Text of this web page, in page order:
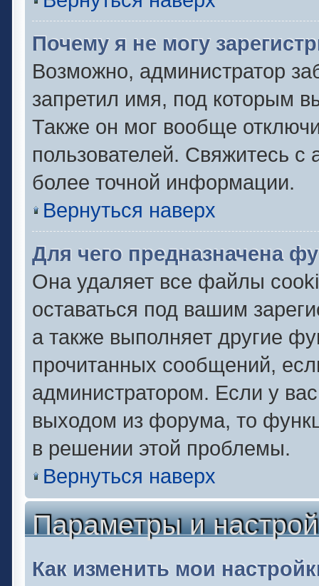
Почему я не могу
Возможно, администратор
запретил имя, под которым
Также он мог вообще
пользователей. Свяжитесь
более точной информации.
Вернуться наверх
Для чего предназначена
Она удаляет все файлы
оставаться под вашим
а также выполняет другие
прочитанных сообщений,
администратором. Если у
выходом из форума, то
в решении этой проблемы.
Вернуться наверх
Параметры и
Как изменить мои